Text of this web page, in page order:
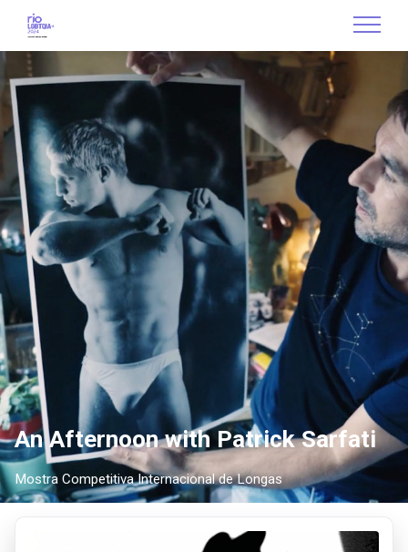
An Afternoon with Patrick Sarfati
Mostra Competitiva Internacional de Longas